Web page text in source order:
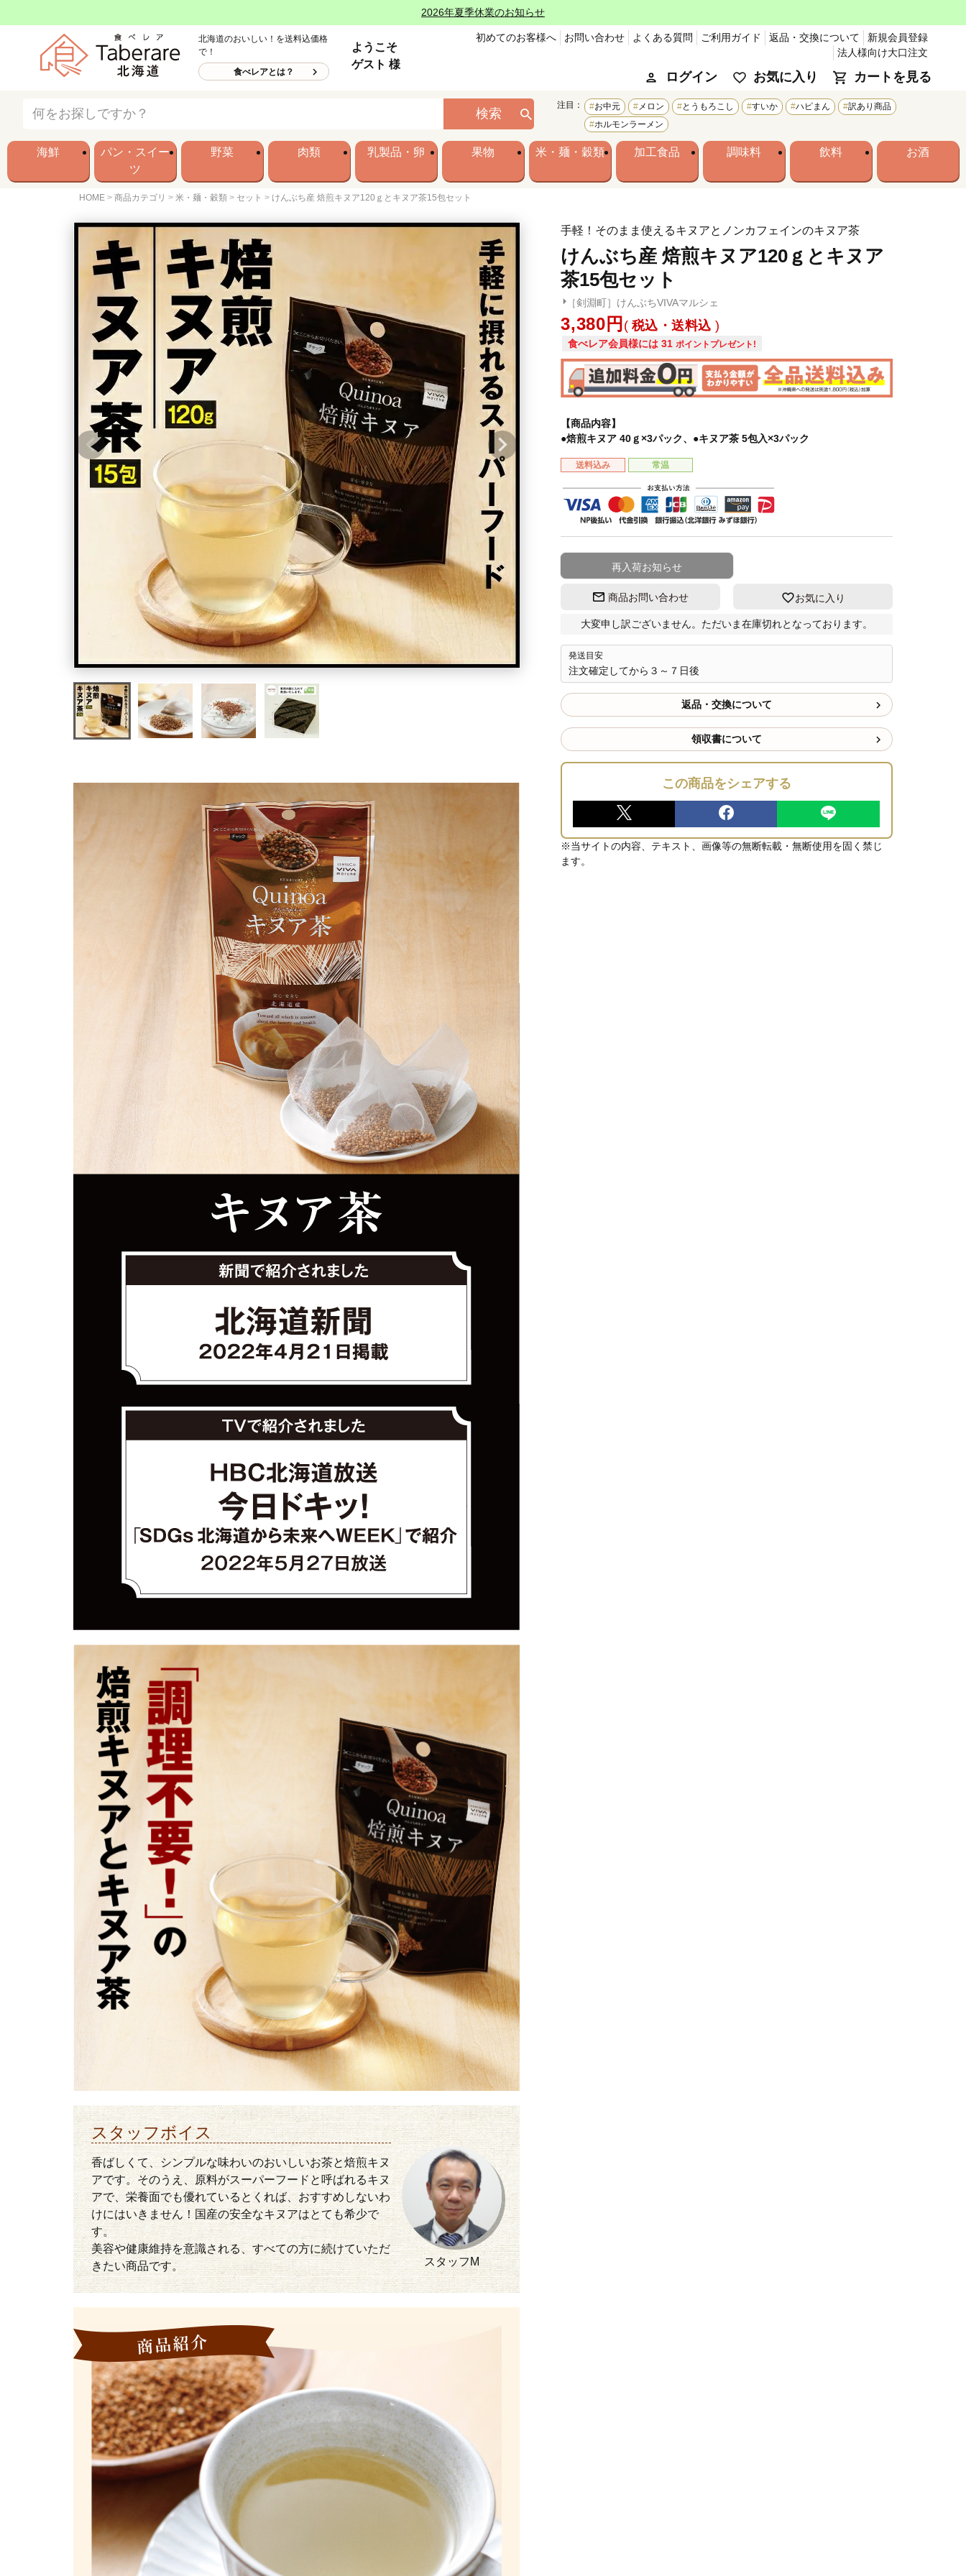
2026年夏季休業のお知らせ
北海道のおいしい！を送料込価格
で！
食べレアとは？
ようこそ
ゲスト 様
初めてのお客様へ お問い合わせ よくある質問 ご利用ガイド 返品・交換について
新規会員登録
法人様向け大口注文
ログイン お気に入り カートを見る
検索
注目： お中元 メロン とうもろこし すいか ハピまん
訳あり商品
ホルモンラーメン
海鮮
パン・スイー
ツ
野菜 肉類 乳製品・卵 果物 米・麺・穀類 加工食品 調味料 飲料 お酒
HOME 商品カテゴリ 米・麺・穀類 セット けんぶち産 焙煎キヌア120ｇとキヌア茶15包セット
手軽！そのまま使えるキヌアとノンカフェインのキヌア茶
けんぶち産 焙煎キヌア120ｇとキヌア
茶15包セット
［剣淵町］けんぶちVIVAマルシェ
3,380 税込・送料込
食べレア会員様には 31 ポイントプレゼント!
【商品内容】
●焙煎キヌア 40ｇ×3パック、●キヌア茶 5包入×3パック
送料込み 常温
再入荷お知らせ
商品お問い合わせ お気に入り
大変申し訳ございません。ただいま在庫切れとなっております。
発送目安
注文確定してから３～７日後
返品・交換について
領収書について
この商品をシェアする
※当サイトの内容、テキスト、画像等の無断転載・無断使用を固く禁じ
ます。
スタッフボイス
香ばしくて、シンプルな味わいのおいしいお茶と焙煎キヌ
アです。そのうえ、原料がスーパーフードと呼ばれるキヌ
アで、栄養面でも優れているとくれば、おすすめしないわ
けにはいきません！国産の安全なキヌアはとても希少で
す。
美容や健康維持を意識される、すべての方に続けていただ
きたい商品です。
スタッフM